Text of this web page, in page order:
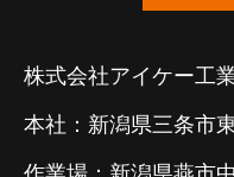
株式会社アイケー工
本社：新潟県三条市